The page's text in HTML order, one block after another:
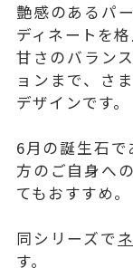
艶感のあるパ
ディネートを格
甘さのバラン
ョンまで、さ
デザインです。
6月の誕生石
方のご自身へ
てもおすすめ。
同シリーズで
す。